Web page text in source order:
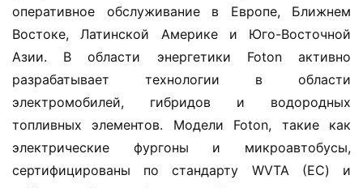
е
с
к
и
й
а
в
т
о
оперативное обслуживание в Европе, Ближнем
Востоке, Латинской Америке и Юго-Восточной
Азии. В области энергетики Foton активно
разрабатывает технологии в области
электромобилей, гибридов и водородных
топливных элементов. Модели Foton, такие как
электрические фургоны и микроавтобусы,
сертифицированы по стандарту WVTA (ЕС) и